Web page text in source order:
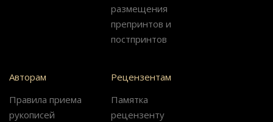
размещения
препринтов и
постпринтов
Авторам
Правила приема
рукописей
Рецензентам
Памятка
рецензенту